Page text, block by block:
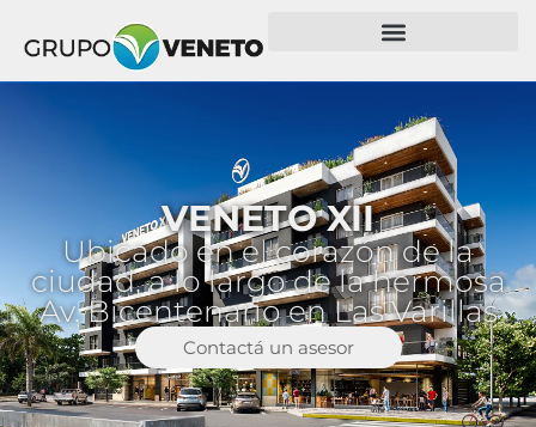
VENETO XII
Ubicado en el corazón de la
ciudad, a lo largo de la hermosa
Av. Bicentenario en Las Varillas
Contactá un asesor